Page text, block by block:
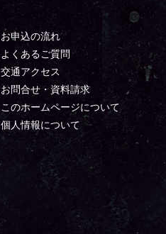
お申込の流れ
よくあるご質問
交通アクセス
お問合せ・資料請求
このホームページについて
個人情報について